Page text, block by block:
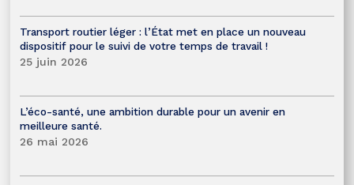
Transport routier léger : l’État met en place un nouveau
dispositif pour le suivi de votre temps de travail !
25 juin 2026
L’éco-santé, une ambition durable pour un avenir en
meilleure santé.
26 mai 2026